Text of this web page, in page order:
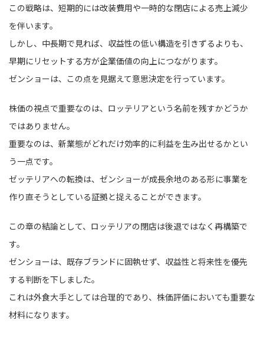
この戦略は、短期的には改装費用や一時的な閉店による売上減少
を伴います。
しかし、中長期で見れば、収益性の低い構造を引きずるよりも、
早期にリセットする方が企業価値の向上につながります。
ゼンショーは、この点を見据えて意思決定を行っています。
株価の視点で重要なのは、ロッテリアという名前を残すかどうか
ではありません。
重要なのは、新業態がどれだけ効率的に利益を生み出せるかとい
う一点です。
ゼッテリアへの転換は、ゼンショーが成長余地のある形に事業を
作り直そうとしている証拠と捉えることができます。
この章の結論として、ロッテリアの閉店は後退ではなく再構築で
す。
ゼンショーは、既存ブランドに固執せず、収益性と将来性を優先
する判断を下しました。
これは外食大手としては合理的であり、株価評価においても重要な
材料になります。